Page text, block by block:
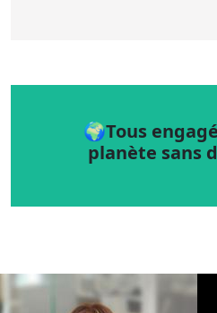
🌍Tous
planète sans